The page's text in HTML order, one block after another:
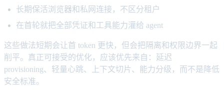
长期保活浏览器和私网连接，不区分租户
在首轮就把全部凭证和工具能力灌给 agent
这些做法短期会让首 token 更快，但会把隔离和权限边界一起
削平。真正可接受的优化，应该优先来自：延迟
provisioning、轻量心跳、上下文切片、能力分级，而不是降低
安全标准。